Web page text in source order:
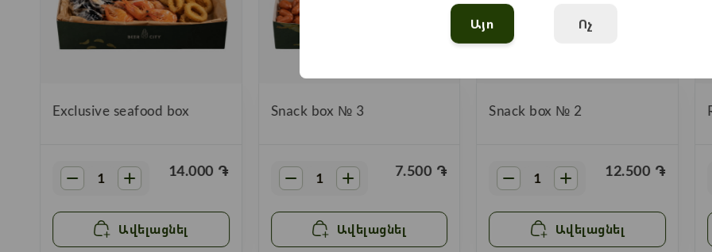
Exclusive seafood box
14.000 ֏
Ավելացնել
Snack box № 3
7.500 ֏
Ավելացնել
Snack box № 2
12.500 ֏
Ավելացնել
Այո Ոչ